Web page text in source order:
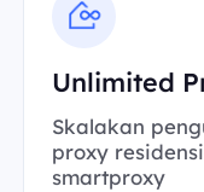
Unlimited
Skalakan
proxy
smartproxy